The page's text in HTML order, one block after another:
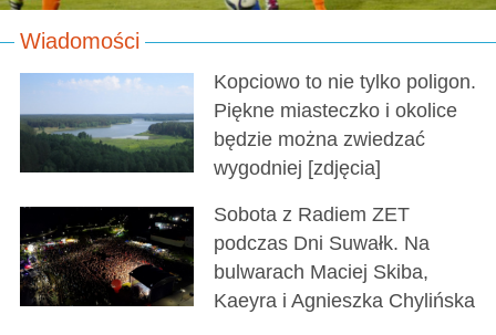
Wiadomości
Kopciowo to nie tylko poligon.
Piękne miasteczko i okolice
będzie można zwiedzać
wygodniej [zdjęcia]
Sobota z Radiem ZET
podczas Dni Suwałk. Na
bulwarach Maciej Skiba,
Kaeyra i Agnieszka Chylińska